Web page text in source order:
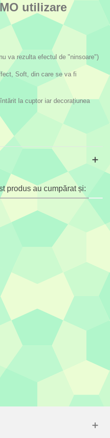
utilizare
va rezulta efectul de "ninsoare")
Soft, din care se va fi
la cuptor iar decorațiunea
produs au cumpărat și: